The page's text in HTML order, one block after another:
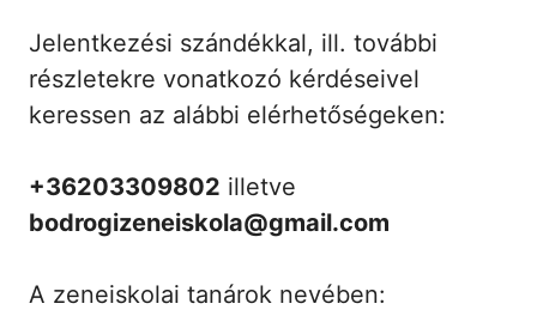
Jelentkezési szándékkal, ill. további
részletekre vonatkozó kérdéseivel
keressen az alábbi elérhetőségeken:
+36203309802 illetve
bodrogizeneiskola@gmail.com
A zeneiskolai tanárok nevében: